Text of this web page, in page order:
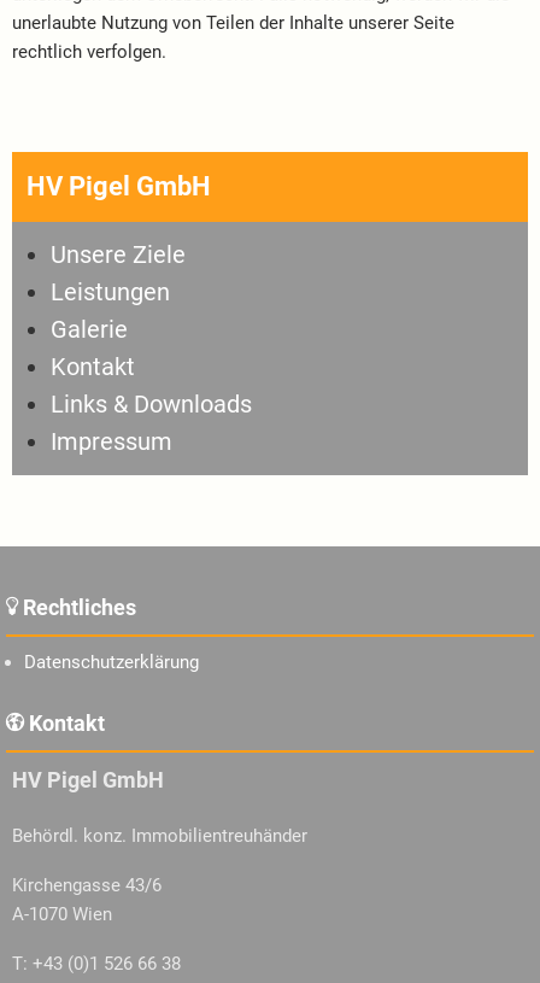
unerlaubte Nutzung von Teilen der Inhalte unserer Seite
rechtlich verfolgen.
HV Pigel GmbH
Unsere Ziele
Leistungen
Galerie
Kontakt
Links & Downloads
Impressum
Rechtliches
Datenschutzerklärung
Kontakt
HV Pigel GmbH
Behördl. konz. Immobilientreuhänder
Kirchengasse 43/6
A-1070 Wien
T: +43 (0)1 526 66 38